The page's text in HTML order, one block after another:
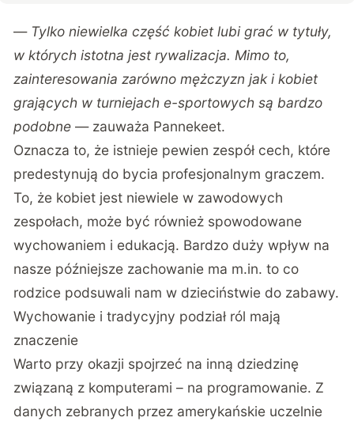
— Tylko niewielka część kobiet lubi grać w tytuły,
w których istotna jest rywalizacja. Mimo to,
zainteresowania zarówno mężczyzn jak i kobiet
grających w turniejach e-sportowych są bardzo
podobne — zauważa Pannekeet.
Oznacza to, że istnieje pewien zespół cech, które
predestynują do bycia profesjonalnym graczem.
To, że kobiet jest niewiele w zawodowych
zespołach, może być również spowodowane
wychowaniem i edukacją. Bardzo duży wpływ na
nasze późniejsze zachowanie ma m.in. to co
rodzice podsuwali nam w dzieciństwie do zabawy.
Wychowanie i tradycyjny podział ról mają
znaczenie
Warto przy okazji spojrzeć na inną dziedzinę
związaną z komputerami – na programowanie. Z
danych zebranych przez amerykańskie uczelnie